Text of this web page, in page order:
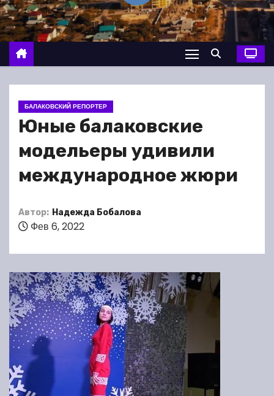
о
м
у
БАЛАКОВСКИЙ РЕПОРТЕР
Юные балаковские
модельеры удивили
международное жюри
Автор: Надежда Бобалова
Фев 6, 2022